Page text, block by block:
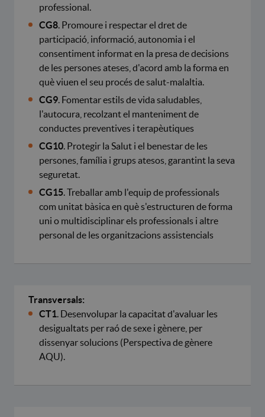
professional.
CG8 . Promoure i respectar el dret de
participació, informació, autonomia i el
consentiment informat en la presa de decisions
de les persones ateses, d'acord amb la forma en
què viuen el seu procés de salut-malaltia.
CG9 . Fomentar estils de vida saludables,
l'autocura, recolzant el manteniment de
conductes preventives i terapèutiques
CG10 . Protegir la Salut i el benestar de les
persones, família i grups atesos, garantint la seva
seguretat.
CG15 . Treballar amb l'equip de professionals
com unitat bàsica en què s'estructuren de forma
uni o multidisciplinar els professionals i altre
personal de les organitzacions assistencials
Transversals:
CT1 . Desenvolupar la capacitat d'avaluar les
desigualtats per raó de sexe i gènere, per
dissenyar solucions (Perspectiva de gènere
AQU).